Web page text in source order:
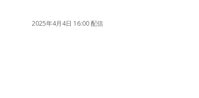
2025年4月4日 16:00 配信